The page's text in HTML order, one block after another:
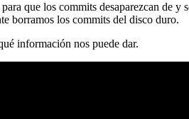
que los commits desaparezcan
borramos los commits del disco duro.
información nos puede dar.